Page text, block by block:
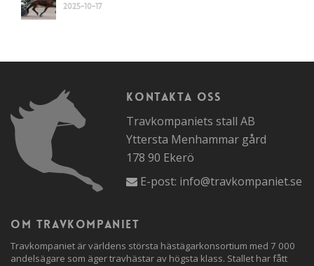
2025-10-17
Kontakta oss
Travkompaniets stall AB
Yttersta Menhammar gård
178 90 Ekerö
E-post: info@travkompaniet.se
Om travkompaniet
Travkompaniet är världens största hästägarkonsortium med 7 000
andelsägare som äger travhästar av högsta klass. Stallet har fått